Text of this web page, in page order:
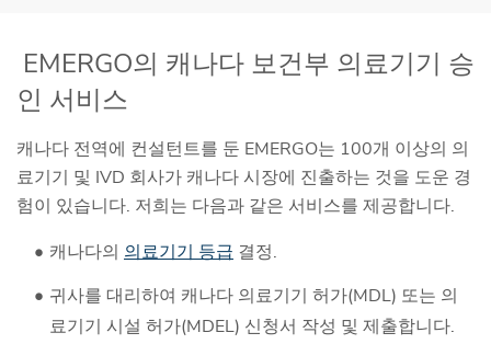
EMERGO의 캐나다 보건부 의료기기 승
인 서비스
캐나다 전역에 컨설턴트를 둔 EMERGO는 100개 이상의 의
료기기 및 IVD 회사가 캐나다 시장에 진출하는 것을 도운 경
험이 있습니다. 저희는 다음과 같은 서비스를 제공합니다.
캐나다의 의료기기 등급 결정.
귀사를 대리하여 캐나다 의료기기 허가(MDL) 또는 의
료기기 시설 허가(MDEL) 신청서 작성 및 제출합니다.